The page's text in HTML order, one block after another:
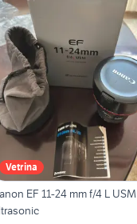
Vetrina
EF 11-24 mm f/4 L USM